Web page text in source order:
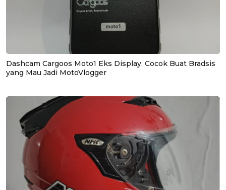
Dashcam Cargoos Moto1 Eks Display, Cocok Buat Bradsis
yang Mau Jadi MotoVlogger